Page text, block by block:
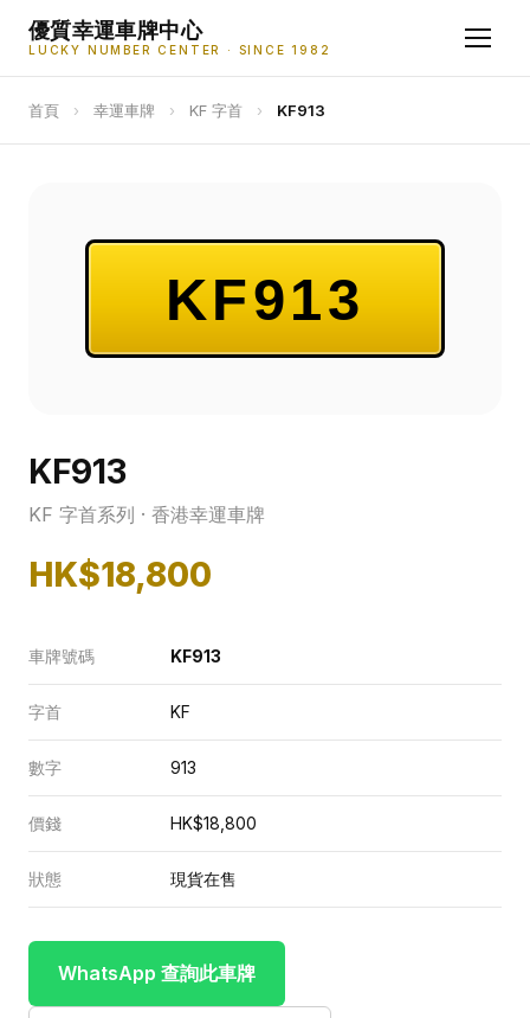
優質幸運車牌中心
LUCKY NUMBER CENTER · SINCE 1982
首頁 › 幸運車牌 › KF 字首 › KF913
KF913
KF913
KF 字首系列 · 香港幸運車牌
HK$18,800
車牌號碼 KF913
字首 KF
數字 913
價錢 HK$18,800
狀態 現貨在售
WhatsApp 查詢此車牌